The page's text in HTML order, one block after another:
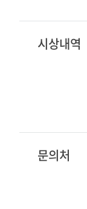
시상내역
문의처